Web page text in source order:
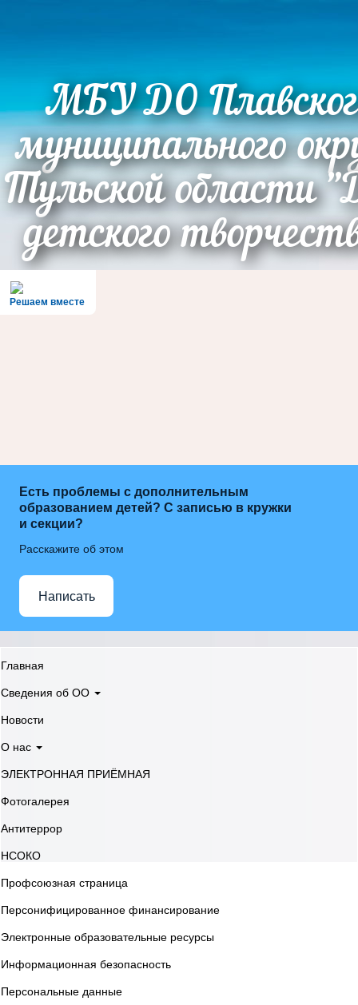
МБУ ДО
муниципального
Тульской области
детского
Решаем вместе
Есть проблемы с дополнительным
образованием детей? С записью в кружки
и секции?
Расскажите об этом
Написать
Главная
Сведения об ОО
Новости
О нас
ЭЛЕКТРОННАЯ ПРИЁМНАЯ
Фотогалерея
Антитеррор
НСОКО
Профсоюзная страница
Персонифицированное финансирование
Электронные образовательные ресурсы
Информационная безопасность
Персональные данные